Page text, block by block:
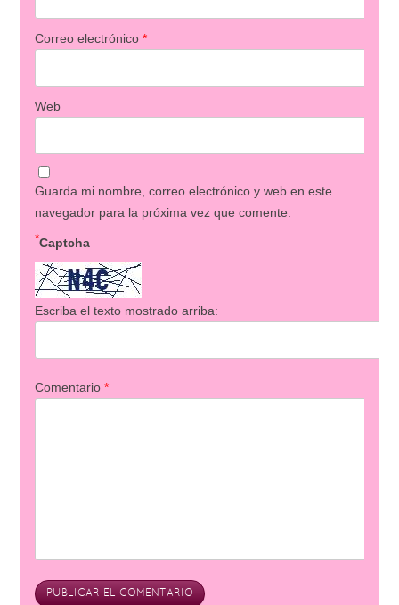
Correo electrónico *
Web
Guarda mi nombre, correo electrónico y web en este
navegador para la próxima vez que comente.
Captcha
*
Escriba el texto mostrado arriba:
Comentario *